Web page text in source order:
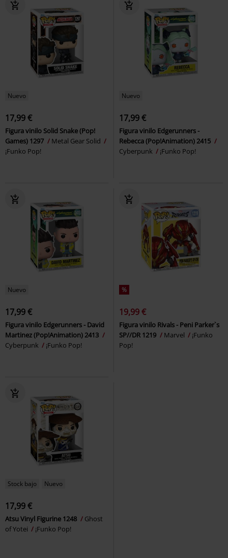
Nuevo
17,99 €
Figura vinilo Solid Snake (Pop!
Games) 1297
Metal Gear Solid
¡Funko Pop!
Nuevo
17,99 €
Figura vinilo Edgerunners -
Rebecca (Pop!Animation) 2415
Cyberpunk
¡Funko Pop!
Nuevo
17,99 €
Figura vinilo Edgerunners - David
Martinez (Pop!Animation) 2413
Cyberpunk
¡Funko Pop!
%
19,99 €
Figura vinilo Rivals - Peni Parker`s
SP//DR 1219
Marvel
¡Funko
Pop!
Stock bajo Nuevo
17,99 €
Atsu Vinyl Figurine 1248
Ghost
of Yotei
¡Funko Pop!